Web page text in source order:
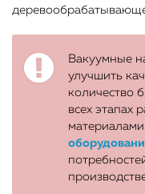
Вакуумные
улучшить
количество
всех этапах